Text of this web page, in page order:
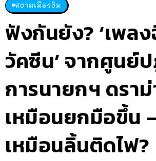
สยามเมืองยิ้ม
ฟังกันยัง? ‘เพล
วัคซีน’ จากศูนย์
การนายกฯ ดรา
เหมือนยกมือขึ้น
เหมือนลิ้นติดไฟ?